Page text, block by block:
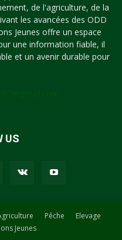
de l'agriculture, de la
les avancées des ODD
Jeunes offre un espace
une information fiable, il
et un avenir durable pour
US
Pêche
Elevage
Jeunes